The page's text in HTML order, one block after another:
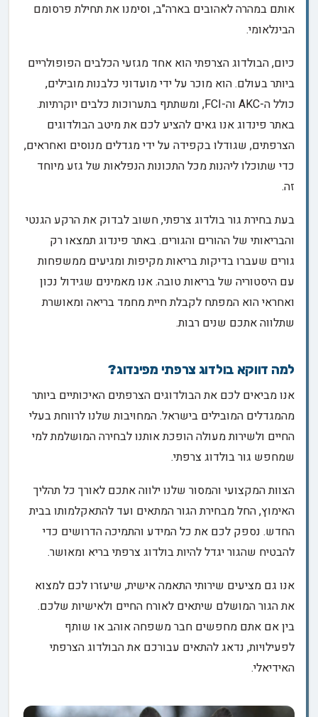
אותם במהרה לאהובים בארה"ב, וסימנו את תחילת פרסומם
הבינלאומי.
כיום, הבולדוג הצרפתי הוא אחד מגזעי הכלבים הפופולריים
ביותר בעולם. הוא מוכר על ידי מועדוני כלבנות מובילים,
כולל ה-AKC וה-FCI, ומשתתף בתערוכות כלבים יוקרתיות.
באתר פינדוג אנו גאים להציע לכם את מיטב הבולדוגים
הצרפתים, שגודלו בקפידה על ידי מגדלים מנוסים ואחראים,
כדי שתוכלו ליהנות מכל התכונות הנפלאות של גזע מיוחד
זה.
בעת בחירת גור בולדוג צרפתי, חשוב לבדוק את הרקע הגנטי
והבריאותי של ההורים והגורים. באתר פינדוג תמצאו רק
גורים שעברו בדיקות בריאות מקיפות ומגיעים ממשפחות
עם היסטוריה של בריאות טובה. אנו מאמינים שגידול נכון
ואחראי הוא המפתח לקבלת חיית מחמד בריאה ומאושרת
שתלווה אתכם שנים רבות.
למה דווקא בולדוג צרפתי מפינדוג?
אנו מביאים לכם את הבולדוגים הצרפתים האיכותיים ביותר
מהמגדלים המובילים בישראל. המחויבות שלנו לרווחת בעלי
החיים ולשירות מעולה הופכת אותנו לבחירה המושלמת למי
שמחפש גור בולדוג צרפתי.
הצוות המקצועי והמסור שלנו ילווה אתכם לאורך כל תהליך
האימוץ, החל מבחירת הגור המתאים ועד להתאקלמותו בבית
החדש. נספק לכם את כל המידע והתמיכה הדרושים כדי
להבטיח שהגור יגדל להיות בולדוג צרפתי בריא ומאושר.
אנו גם מציעים שירותי התאמה אישית, שיעזרו לכם למצוא
את הגור המושלם שיתאים לאורח החיים ולאישיות שלכם.
בין אם אתם מחפשים חבר משפחה אוהב או שותף
לפעילויות, נדאג להתאים עבורכם את הבולדוג הצרפתי
האידיאלי.